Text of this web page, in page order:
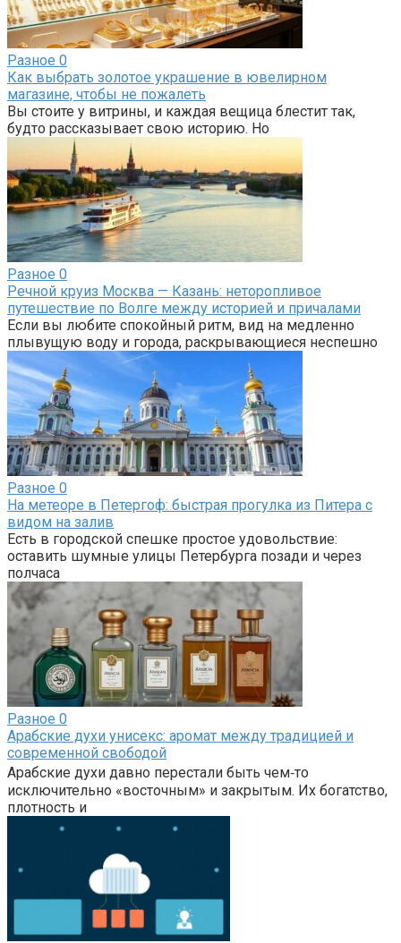
Разное 0
Как выбрать золотое украшение в ювелирном
магазине, чтобы не пожалеть
Вы стоите у витрины, и каждая вещица блестит так,
будто рассказывает свою историю. Но
Разное 0
Речной круиз Москва — Казань: неторопливое
путешествие по Волге между историей и причалами
Если вы любите спокойный ритм, вид на медленно
плывущую воду и города, раскрывающиеся неспешно
Разное 0
На метеоре в Петергоф: быстрая прогулка из Питера с
видом на залив
Есть в городской спешке простое удовольствие:
оставить шумные улицы Петербурга позади и через
полчаса
Разное 0
Арабские духи унисекс: аромат между традицией и
современной свободой
Арабские духи давно перестали быть чем‑то
исключительно «восточным» и закрытым. Их богатство,
плотность и